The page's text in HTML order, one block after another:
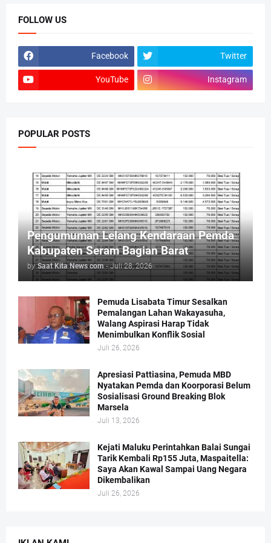
FOLLOW US
Facebook Twitter
YouTube Instagram
POPULAR POSTS
Pengumuman Lelang Kendaraan Pemda
Kabupaten Seram Bagian Barat
by Saat Kita News com - Juli 28, 2026
Pemuda Lisabata Timur Sesalkan
Pemalangan Lahan Wakayasuha,
Walang Aspirasi Harap Tidak
Menimbulkan Konflik Sosial
Juli 26, 2026
Apresiasi Pattiasina, Pemuda MBD
Nyatakan Pemda dan Koorporasi Belum
Sosialisasi Ground Breaking Blok
Marsela
Juli 13, 2026
Kejati Maluku Perintahkan Balai Sungai
Tarik Kembali Rp155 Juta, Maspaitella:
Saya Akan Kawal Sampai Uang Negara
Dikembalikan
Juli 26, 2026